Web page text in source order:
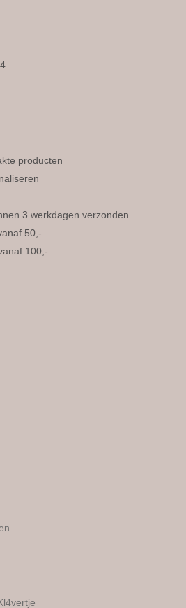
producten
3 werkdagen verzonden
50,-
100,-